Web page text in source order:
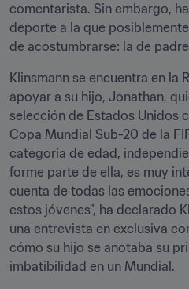
comentarista. Sin embargo,
deporte a la que
de acostumbrarse: la de
Klinsmann se encuentra en la
apoyar a su hijo, Jonathan,
selección de Estados Unidos
Copa Mundial Sub-20 de la
categoría de edad,
forme parte de ella, es muy
cuenta de todas las
estos jóvenes", ha declarado
una entrevista en exclusiva
cómo su hijo se anotaba su
imbatibilidad en un Mundial.